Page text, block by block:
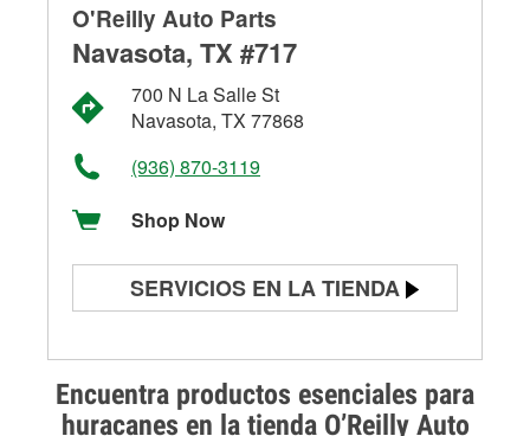
Encuentra productos esenciales para
huracanes en la tienda O’Reilly Auto
O'Reilly Auto Parts
Navasota, TX #717
700 N La Salle St
Navasota, TX 77868
(936) 870-3119
Shop Now
SERVICIOS EN LA TIENDA
Prueba de alternadores y
arrancadores